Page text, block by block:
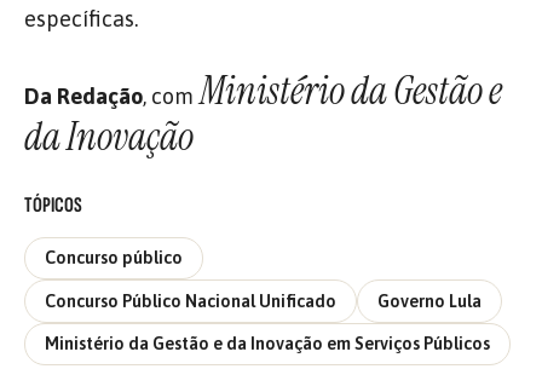
específicas.
Da Redação, comMinistério da Gestão e
da Inovação
TÓPICOS
Concurso público
Concurso Público Nacional Unificado Governo Lula
Ministério da Gestão e da Inovação em Serviços Públicos